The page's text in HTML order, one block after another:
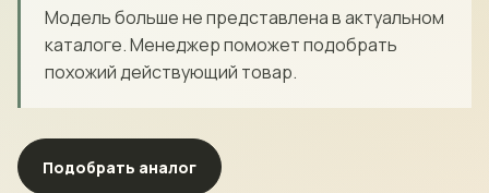
Модель больше не представлена в актуальном
каталоге. Менеджер поможет подобрать
похожий действующий товар.
Подобрать аналог